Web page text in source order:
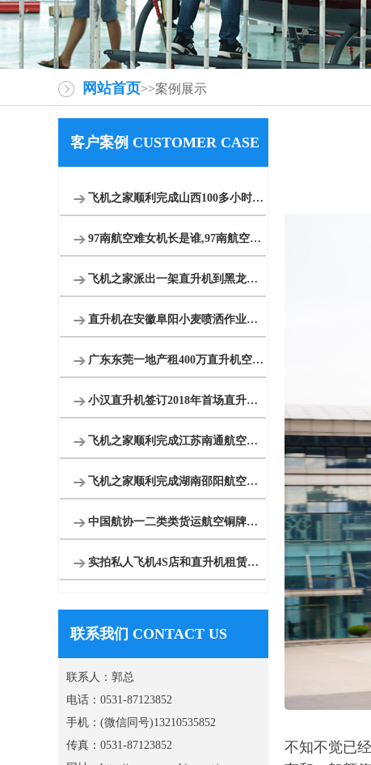
网站首页>>案例展示
客户案例 CUSTOMER CASE
飞机之家顺利完成山西100多小时直升机测绘
97南航空难女机长是谁,97南航空难黑匣子录音
飞机之家派出一架直升机到黑龙江齐齐哈尔执行为期半年任务
直升机在安徽阜阳小麦喷洒作业防治赤霉病
广东东莞一地产租400万直升机空中看房
小汉直升机签订2018年首场直升机婚礼合同
飞机之家顺利完成江苏南通航空测绘
飞机之家顺利完成湖南邵阳航空测绘
中国航协一二类类货运航空铜牌新申请
实拍私人飞机4S店和直升机租赁展厅
联系我们 CONTACT US
联系人：郭总
电话：0531-87123852
手机：(微信同号)13210535852
传真：0531-87123852
不知不觉已